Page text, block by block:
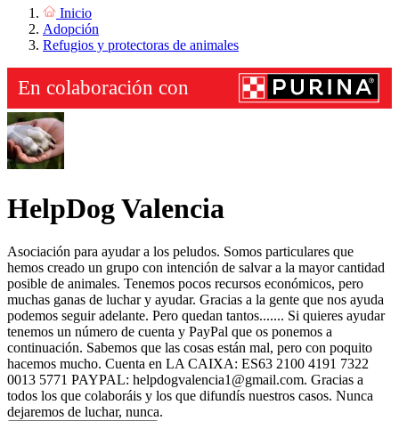
Inicio
Adopción
Refugios y protectoras de animales
HelpDog Valencia
Asociación para ayudar a los peludos. Somos particulares que
hemos creado un grupo con intención de salvar a la mayor cantidad
posible de animales. Tenemos pocos recursos económicos, pero
muchas ganas de luchar y ayudar. Gracias a la gente que nos ayuda
podemos seguir adelante. Pero quedan tantos....... Si quieres ayudar
tenemos un número de cuenta y PayPal que os ponemos a
continuación. Sabemos que las cosas están mal, pero con poquito
hacemos mucho. Cuenta en LA CAIXA: ES63 2100 4191 7322
0013 5771 PAYPAL: helpdogvalencia1@gmail.com. Gracias a
todos los que colaboráis y los que difundís nuestros casos. Nunca
dejaremos de luchar, nunca.